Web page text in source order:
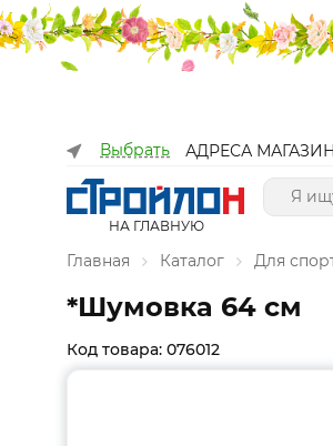
Выбрать АДРЕСА
НА ГЛАВНУЮ
Главная Каталог Для
*Шумовка 64 см
Код товара: 076012